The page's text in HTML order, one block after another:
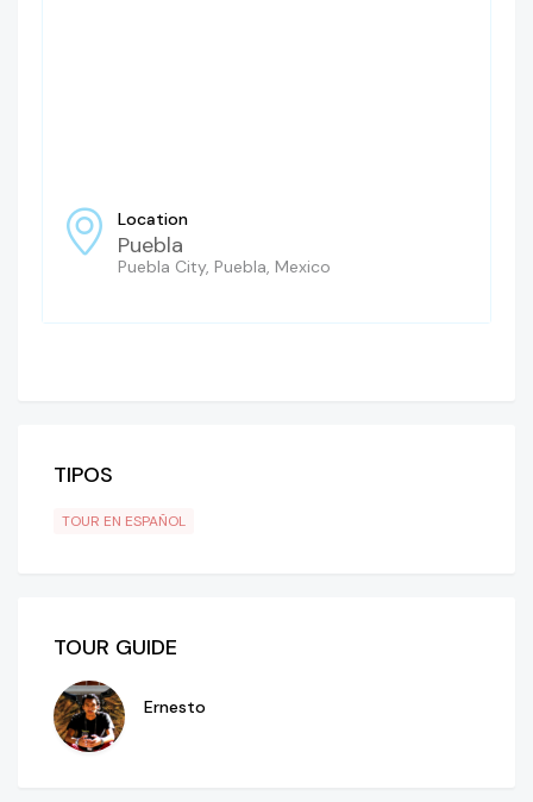
Location
Puebla
Puebla City, Puebla, Mexico
TIPOS
TOUR EN ESPAÑOL
TOUR GUIDE
Ernesto